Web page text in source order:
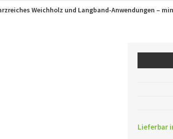
Weichholz und Langband-Anwendungen –
Lieferbar